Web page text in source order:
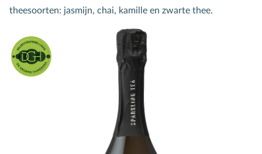
theesoorten: jasmijn, chai, kamille en zwarte thee.